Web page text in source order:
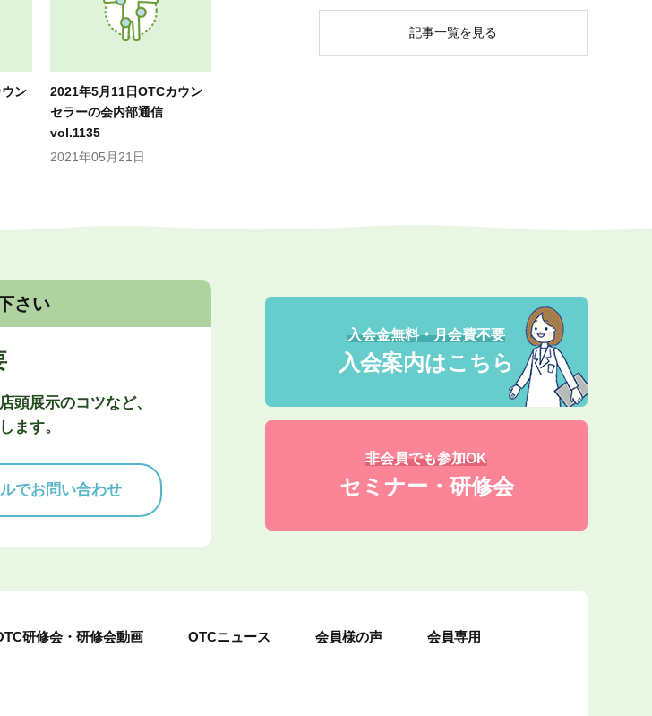
ン
2021年5月11日OTCカウン
セラーの会内部通信
vol.1135
2021年05月21日
記事一覧を見る
さい
頭展示のコツなど、
ます。
でお問い合わせ
入会金無料・月会費不要
入会案内はこちら
非会員でも参加OK
セミナー・研修会
研修会・研修会動画 OTCニュース 会員様の声 会員専用